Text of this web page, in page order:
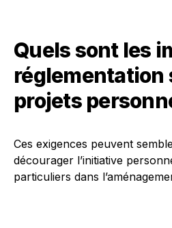
Quels sont les
réglementation
projets
Ces exigences peuvent
décourager l’initiative
particuliers dans